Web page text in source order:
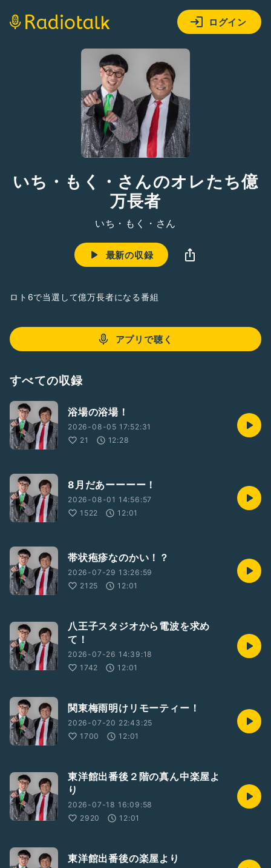
ログイン
いち・もく・さんのオレたち億
万長者
いち・もく・さん
最新の収録
ロト6で当選して億万長者になる番組
アプリで聴く
すべての収録
浴場の浴場！
2026-08-05 17:52:31
21
12:28
8月だあーーーー！
2026-08-01 14:56:57
1522
12:01
帯状疱疹なのかい！？
2026-07-29 13:26:59
2125
12:01
八王子スタジオから電波を求め
て！
2026-07-26 14:39:18
1742
12:01
関東梅雨明けリモーティー！
2026-07-20 22:43:25
1700
12:01
東洋館出番後２階の真ん中楽屋よ
り
2026-07-18 16:09:58
2920
12:01
東洋館出番後の楽屋より